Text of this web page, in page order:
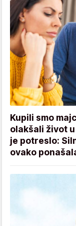
Kupili smo
olakšali život
je potreslo:
ovako